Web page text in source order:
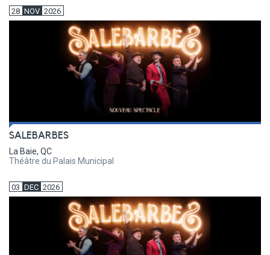
28 NOV 2026
SALEBARBES
La Baie, QC
Théâtre du Palais Municipal
03 DEC 2026